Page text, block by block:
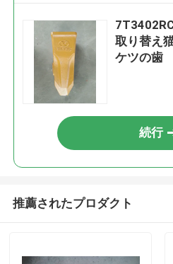
取り替え
ケツの歯
続行
推薦されたプロダクト